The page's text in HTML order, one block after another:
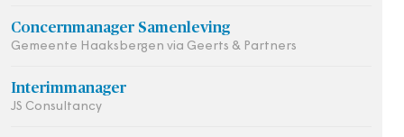
Concernmanager Samenleving
Gemeente Haaksbergen via Geerts & Partners
Interimmanager
JS Consultancy